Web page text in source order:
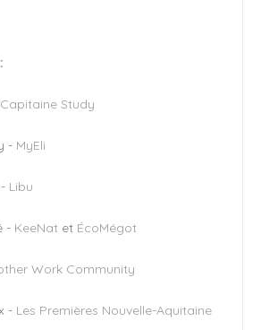
Capitaine Study
- MyEli
Libu
- KeeNat et ÉcoMégot
Work Community
- Les Premières Nouvelle-Aquitaine